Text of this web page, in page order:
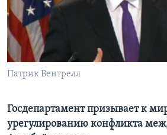
Learning English
СОЦИАЛЬНЫЕ СЕТИ
Языки
Патрик Вентрелл
Госдепартамент призывает к
урегулированию конфликта